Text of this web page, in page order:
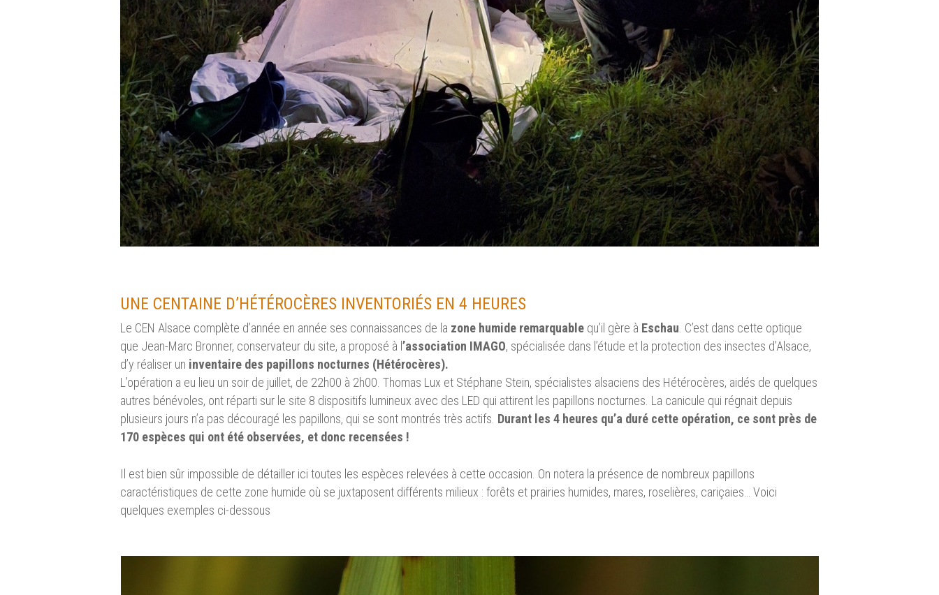
UNE CENTAINE D’HÉTÉROCÈRES INVENTORIÉS EN 4 HEURES
Le CEN Alsace complète d’année en année ses connaissances de la zone humide remarquable qu’il gère à Eschau . C’est dans cette optique
que Jean-Marc Bronner, conservateur du site, a proposé à l’association IMAGO, spécialisée dans l’étude et la protection des insectes d’Alsace,
d’y réaliser un inventaire des papillons nocturnes (Hétérocères).
L’opération a eu lieu un soir de juillet, de 22h00 à 2h00. Thomas Lux et Stéphane Stein, spécialistes alsaciens des Hétérocères, aidés de quelques
autres bénévoles, ont réparti sur le site 8 dispositifs lumineux avec des LED qui attirent les papillons nocturnes. La canicule qui régnait depuis
plusieurs jours n’a pas découragé les papillons, qui se sont montrés très actifs. Durant les 4 heures qu’a duré cette opération, ce sont près de
170 espèces qui ont été observées, et donc recensées !
Il est bien sûr impossible de détailler ici toutes les espèces relevées à cette occasion. On notera la présence de nombreux papillons
caractéristiques de cette zone humide où se juxtaposent différents milieux : forêts et prairies humides, mares, roselières, cariçaies… Voici
quelques exemples ci-dessous